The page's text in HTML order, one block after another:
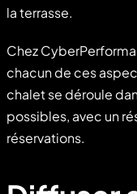
la terrasse.
Chez
chacun de ces
chalet se déroule
possibles, avec un
réservations.